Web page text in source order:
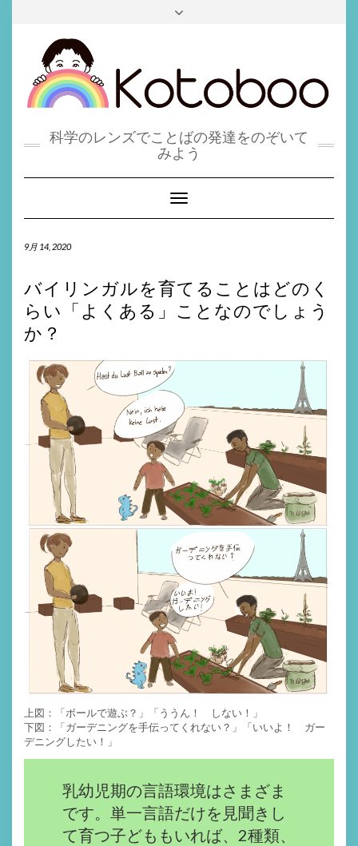
科学のレンズでことばの発達をのぞいて
みよう
Toggle
Navigation
9月 14, 2020
バイリンガルを育てることはどのく
らい「よくある」ことなのでしょう
か？
上図：「ボールで遊ぶ？」「ううん！ しない！」
下図：「ガーデニングを手伝ってくれない？」「いいよ！ ガー
デニングしたい！」
乳幼児期の言語環境はさまざま
です。単一言語だけを見聞きし
て育つ子どももいれば、2種類、